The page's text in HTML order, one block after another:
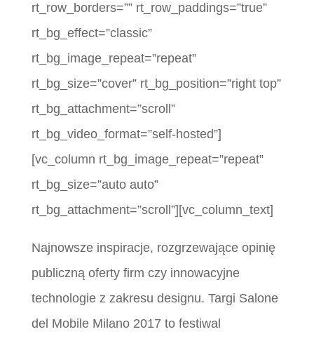
rt_row_borders=”” rt_row_paddings=”true”
rt_bg_effect=”classic”
rt_bg_image_repeat=”repeat”
rt_bg_size=”cover” rt_bg_position=”right top”
rt_bg_attachment=”scroll”
rt_bg_video_format=”self-hosted”]
[vc_column rt_bg_image_repeat=”repeat”
rt_bg_size=”auto auto”
rt_bg_attachment=”scroll”][vc_column_text]
Najnowsze inspiracje, rozgrzewające opinię
publiczną oferty firm czy innowacyjne
technologie z zakresu designu. Targi Salone
del Mobile Milano 2017 to festiwal